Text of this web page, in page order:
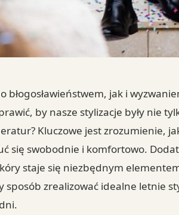
jak i
by nasze stylizacje były nie
Kluczowe jest zrozumienie,
się swobodnie i komfortowo.
staje się niezbędnym
zrealizować idealne letnie